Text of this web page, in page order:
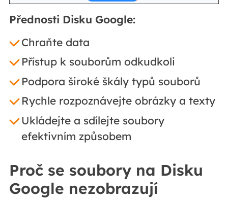
Přednosti Disku Google:
Chraňte data
Přístup k souborům odkudkoli
Podpora široké škály typů souborů
Rychle rozpoznávejte obrázky a texty
Ukládejte a sdílejte soubory
efektivním způsobem
Proč se soubory na Disku
Google nezobrazují